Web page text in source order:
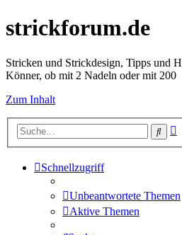
strickforum.de
Stricken und Strickdesign, Tipps und
Könner, ob mit 2 Nadeln oder mit 200
Zum Inhalt
Suche
Schnellzugriff
Unbeantwortete Themen
Aktive Themen